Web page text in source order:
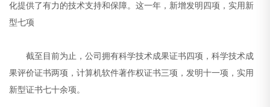
化提供了有力的技术支持和保障。这一年，新增发明四项，实用新
型七项
截至目前为止，公司拥有科学技术成果证书四项，科学技术成
果评价证书两项，计算机软件著作权证书三项，发明十一项，实用
新型证书七十余项。